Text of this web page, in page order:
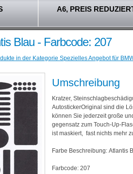
A6, PREIS
Blau - Farbcode: 207
in der Kategorie Spezielles Angebot für
Umschreibung
Kratzer,
AutostickerOriginal sind die
können Sie jederzeit große
gegensatz zum Touch-Up-
ist maskiert, fast nichts mehr
Farbe Beschreibung: Atlantis
Farbcode: 207